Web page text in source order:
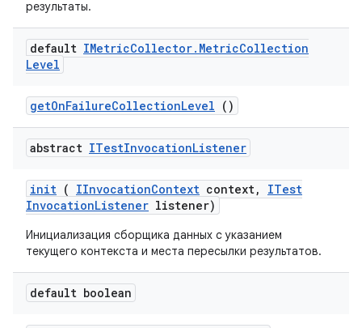
результаты.
default IMetricCollector. MetricCollection
Level
getOnFailureCollectionLevel ()
abstract ITestInvocationListener
init ( IInvocationContext context,
ITest
InvocationListener listener)
Инициализация сборщика данных с указанием
текущего контекста и места пересылки результатов.
default boolean